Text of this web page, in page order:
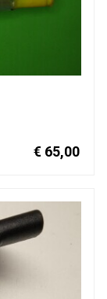
€ 65,00